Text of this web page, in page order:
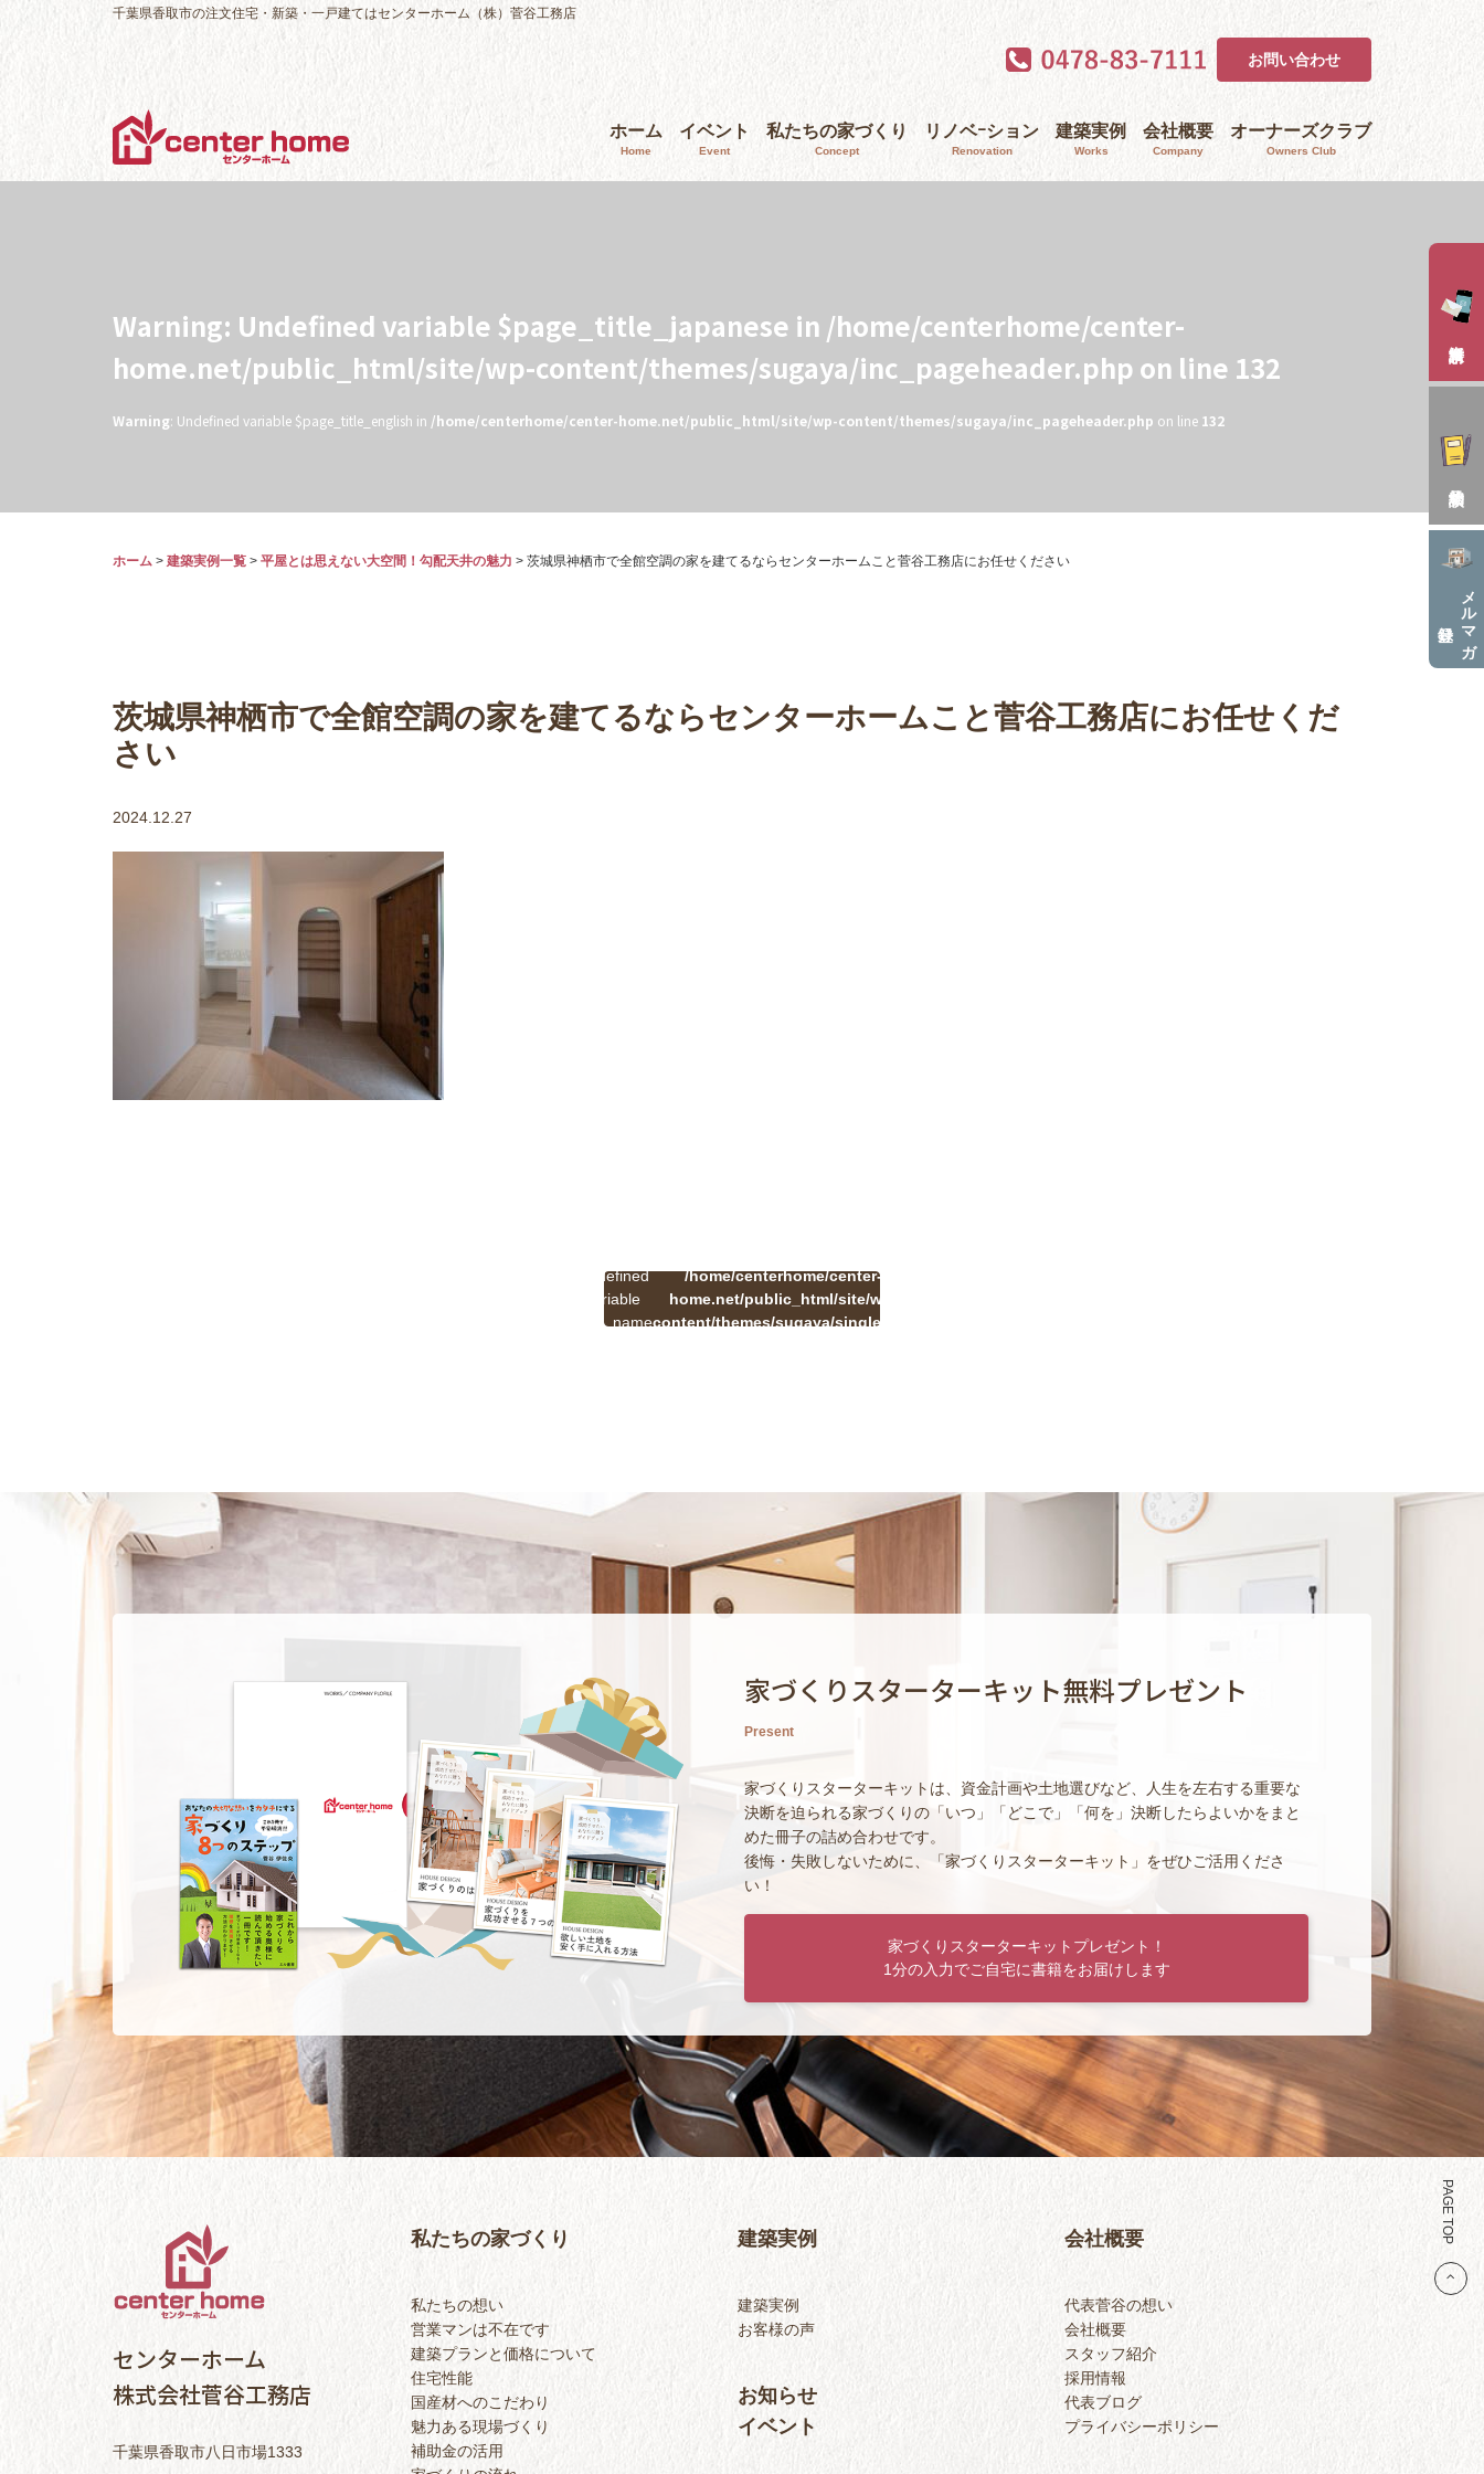
千葉県香取市の注文住宅・新築・一戸建てはセンターホーム（株）菅谷工務店
お問い合わせ
ホーム
Home
イベント
Event
私たちの家づくり
Concept
リノベｰション
Renovation
建築実例
Works
会社概要
Company
オーナーズクラブ
Owners Club
メルマガ
Warning: Undefined variable $page_title_japanese in /home/centerhome/center-
home.net/public_html/site/wp-content/themes/sugaya/inc_pageheader.php on line 132
Warning: Undefined variable $page_title_english in /home/centerhome/center-home.net/public_html/site/wp-content/themes/sugaya/inc_pageheader.php on line 132
ホーム > 建築実例一覧 > 平屋とは思えない大空間！勾配天井の魅力 > 茨城県神栖市で全館空調の家を建てるならセンターホームこと菅谷工務店にお任せください
茨城県神栖市で全館空調の家を建てるならセンターホームこと菅谷工務店にお任せくだ
さい
2024.12.27
Undefined
variable
$cat_name
/home/centerhome/center-
home.net/public_html/site/wp-
content/themes/sugaya/single.php
家づくりスターターキット無料プレゼント
Present
家づくりスターターキットは、資金計画や土地選びなど、人生を左右する重要な
決断を迫られる家づくりの「いつ」「どこで」「何を」決断したらよいかをまと
めた冊子の詰め合わせです。
後悔・失敗しないために、「家づくりスターターキット」をぜひご活用くださ
い！
家づくりスターターキットプレゼント！
1分の入力でご自宅に書籍をお届けします
PAGE TOP
センターホーム
株式会社菅谷工務店
千葉県香取市八日市場1333
私たちの家づくり
私たちの想い
営業マンは不在です
建築プランと価格について
住宅性能
国産材へのこだわり
魅力ある現場づくり
補助金の活用
建築実例
建築実例
お客様の声
お知らせ
イベント
会社概要
代表菅谷の想い
会社概要
スタッフ紹介
採用情報
代表ブログ
プライバシーポリシー